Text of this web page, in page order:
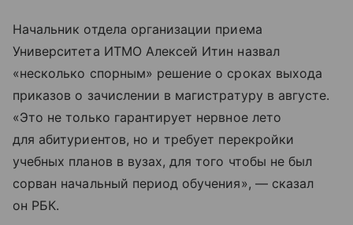
Начальник отдела организации приема
Университета ИТМО Алексей Итин назвал
«несколько спорным» решение о сроках выхода
приказов о зачислении в магистратуру в августе.
«Это не только гарантирует нервное лето
для абитуриентов, но и требует перекройки
учебных планов в вузах, для того чтобы не был
сорван начальный период обучения», — сказал
он РБК.